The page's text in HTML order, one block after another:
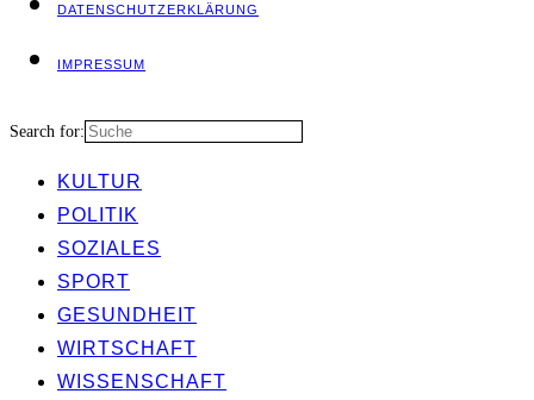
DATEN­SCHUTZ­ER­KLÄ­RUNG
IMPRES­SUM
Search for:
KUL­TUR
POLI­TIK
SOZIA­LES
SPORT
GESUND­HEIT
WIRT­SCHAFT
WIS­SEN­SCHAFT